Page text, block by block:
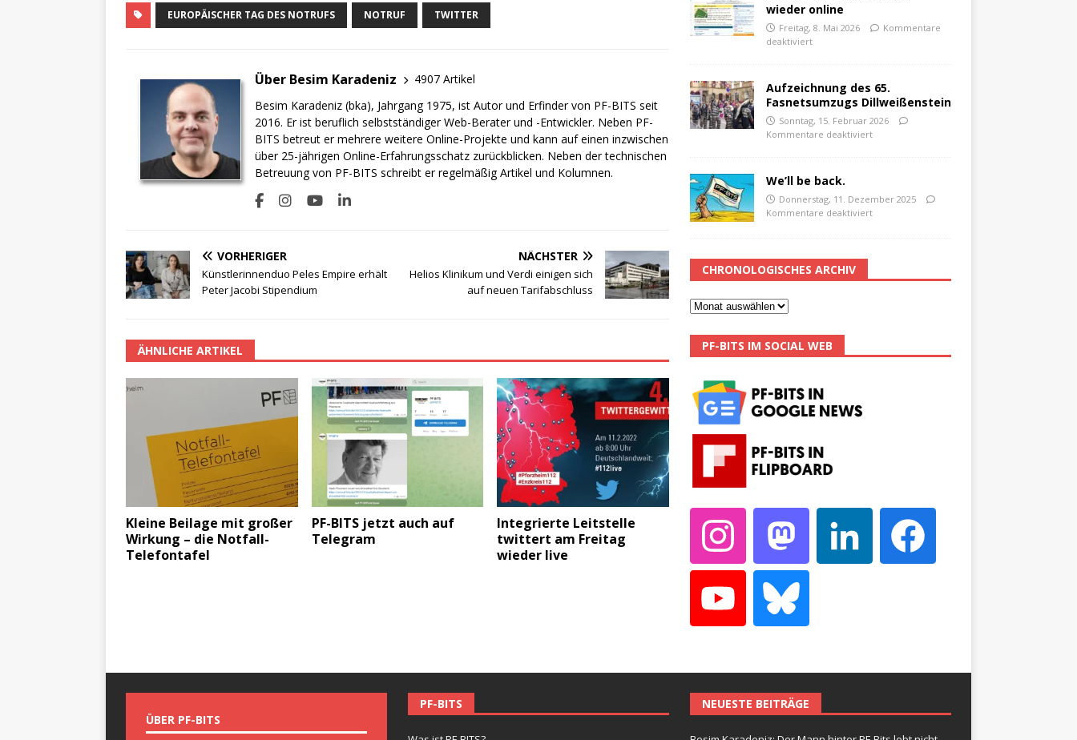
EUROPÄISCHER TAG DES NOTRUFS NOTRUF TWITTER
Über Besim Karadeniz
4907 Artikel
Besim Karadeniz (bka), Jahrgang 1975, ist Autor und Erfinder von PF-BITS seit
2016. Er ist beruflich selbstständiger Web-Berater und -Entwickler. Neben PF-
BITS betreut er mehrere weitere Online-Projekte und kann auf einen inzwischen
über 25-jährigen Online-Erfahrungsschatz zurückblicken. Neben der technischen
Betreuung von PF-BITS schreibt er regelmäßig Artikel und Kolumnen.
VORHERIGER
Künstlerinnenduo Peles Empire erhält
Peter Jacobi Stipendium
NÄCHSTER
Helios Klinikum und Verdi einigen sich
auf neuen Tarifabschluss
ÄHNLICHE ARTIKEL
Kleine Beilage mit großer
Wirkung – die Notfall-
Telefontafel
PF-BITS jetzt auch auf
Telegram
Integrierte Leitstelle
twittert am Freitag
wieder live
wieder online
Freitag, 8. Mai 2026
Kommentare
deaktiviert
Aufzeichnung des 65.
Fasnetsumzugs Dillweißenstein
Sonntag, 15. Februar 2026
Kommentare deaktiviert
We’ll be back.
Donnerstag, 11. Dezember 2025
Kommentare deaktiviert
CHRONOLOGISCHES ARCHIV
PF-BITS IM SOCIAL WEB
ÜBER PF-BITS
PF-BITS NEUESTE BEITRÄGE